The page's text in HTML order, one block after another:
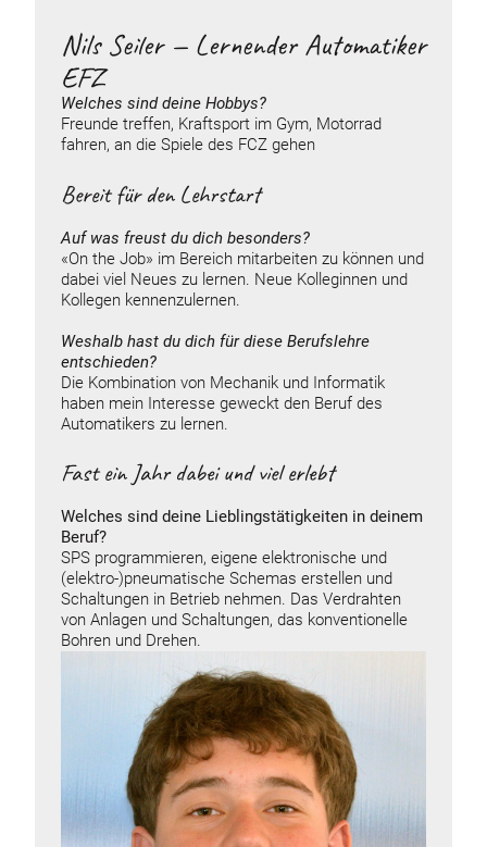
Nils Seiler — Lernender Automatiker
EFZ
Welches sind deine Hobbys?
Freunde treffen, Kraftsport im Gym, Motorrad
fahren, an die Spiele des FCZ gehen
Bereit für den Lehrstart
Auf was freust du dich besonders?
«On the Job» im Bereich mitarbeiten zu können und
dabei viel Neues zu lernen. Neue Kolleginnen und
Kollegen kennenzulernen.
Weshalb hast du dich für diese Berufslehre
entschieden?
Die Kombination von Mechanik und Informatik
haben mein Interesse geweckt den Beruf des
Automatikers zu lernen.
Fast ein Jahr dabei und viel erlebt
Welches sind deine Lieblingstätigkeiten in deinem
Beruf?
SPS programmieren, eigene elektronische und
(elektro-)pneumatische Schemas erstellen und
Schaltungen in Betrieb nehmen. Das Verdrahten
von Anlagen und Schaltungen, das konventionelle
Bohren und Drehen.